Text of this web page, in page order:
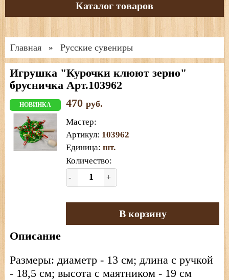
Каталог товаров
Главная » Русские сувениры
Игрушка "Курочки клюют зерно"
брусничка Арт.103962
НОВИНКА 470 руб.
Мастер:
Артикул: 103962
Единица: шт.
Количество:
- +
В корзину
Описание
Размеры: диаметр - 13 см; длина с ручкой
- 18,5 см; высота с маятником - 19 см